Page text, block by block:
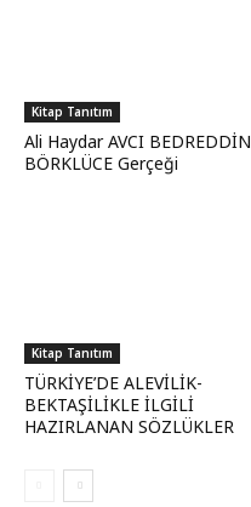
Kitap Tanıtım
Ali Haydar AVCI BEDREDDİN
BÖRKLÜCE Gerçeği
Kitap Tanıtım
TÜRKİYE’DE ALEVİLİK-
BEKTAŞİLİKLE İLGİLİ
HAZIRLANAN SÖZLÜKLER